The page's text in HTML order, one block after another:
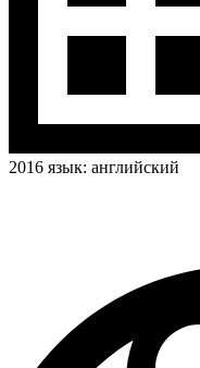
2016 язык: английский